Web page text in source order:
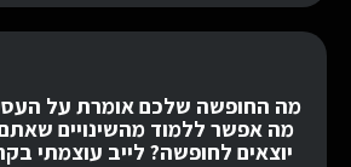
מה החופשה שלכם אומרת על
מה אפשר ללמוד מהשינויים
יוצאים לחופשה? לייב עוצמתי